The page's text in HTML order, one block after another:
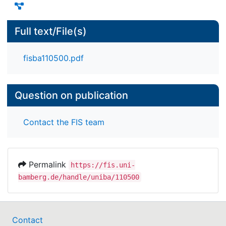
Full text/File(s)
fisba110500.pdf
Question on publication
Contact the FIS team
Permalink
https://fis.uni-
bamberg.de/handle/uniba/110500
Contact